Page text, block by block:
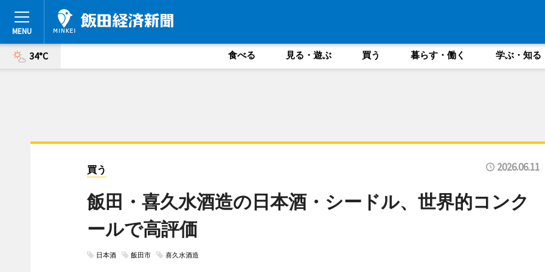
34°C 食べる 見る・遊ぶ 買う 暮らす・働く 学ぶ・知る
買う 2026.06.11
飯田・喜久水酒造の日本酒・シードル、世界的コンク
ールで高評価
日本酒 飯田市 喜久水酒造